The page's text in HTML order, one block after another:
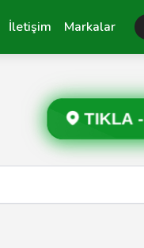
İletişim Markalar
TIKLA -